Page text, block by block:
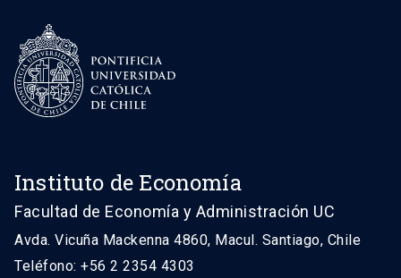
Instituto de Economía
Facultad de Economía y Administración UC
Avda. Vicuña Mackenna 4860, Macul. Santiago, Chile
Teléfono: +56 2 2354 4303